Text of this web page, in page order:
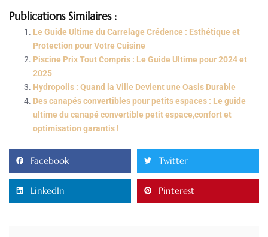
Publications Similaires :
Le Guide Ultime du Carrelage Crédence : Esthétique et
Protection pour Votre Cuisine
Piscine Prix Tout Compris : Le Guide Ultime pour 2024 et
2025
Hydropolis : Quand la Ville Devient une Oasis Durable
Des canapés convertibles pour petits espaces : Le guide
ultime du canapé convertible petit espace,confort et
optimisation garantis !
Facebook Twitter
LinkedIn Pinterest